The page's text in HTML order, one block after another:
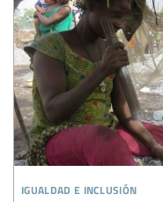
igualdad e inclusión